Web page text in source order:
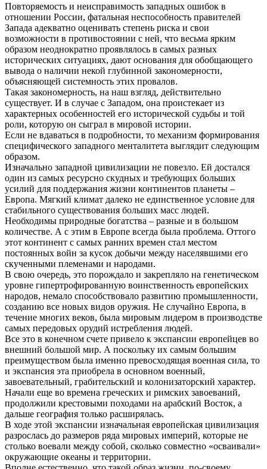
Повторяемость и неисправимость западных ошибок в
отношении России, фатальная неспособность правителей
Запада адекватно оценивать степень риска и свои
возможности в противостоянии с ней, что весьма ярким
образом неоднократно проявлялось в самых разных
исторических ситуациях, дают основания для обобщающего
вывода о наличии некой глубинной закономерности,
объясняющей системность этих провалов.
Такая закономерность, на наш взгляд, действительно
существует. И в случае с Западом, она проистекает из
характерных особенностей его исторической судьбы и той
роли, которую он сыграл в мировой истории.
Если не вдаваться в подробности, то механизм формирования
специфического западного менталитета выглядит следующим
образом.
Изначально западной цивилизации не повезло. Ей достался
один из самых ресурсно скудных и требующих больших
усилий для поддержания жизни континентов планеты –
Европа. Мягкий климат далеко не единственное условие для
стабильного существования больших масс людей.
Необходимы природные богатства – разные и в большом
количестве. А с этим в Европе всегда была проблема. Оттого
этот континент с самых ранних времен стал местом
постоянных войн за кусок добычи между населявшими его
скученными племенами и народами.
В свою очередь, это порождало и закрепляло на генетическом
уровне гипертрофированную воинственность европейских
народов, немало способствовало развитию промышленности,
созданию все новых видов оружия. Не случайно Европа, в
течение многих веков, была мировым лидером в производстве
самых передовых орудий истребления людей.
Все это в конечном счете привело к экспансии европейцев во
внешний большой мир. А поскольку их самым большим
преимуществом была именно превосходящая военная сила, то
и экспансия эта приобрела в основном военный,
завоевательный, грабительский и колонизаторский характер.
Начали еще во времена греческих и римских завоеваний,
продолжили крестовыми походами на арабский Восток, а
дальше география только расширялась.
В ходе этой экспансии изначальная европейская цивилизация
разрослась до размеров ряда мировых империй, которые не
столько воевали между собой, сколько совместно «осваивали»
окружающие океаны и территории.